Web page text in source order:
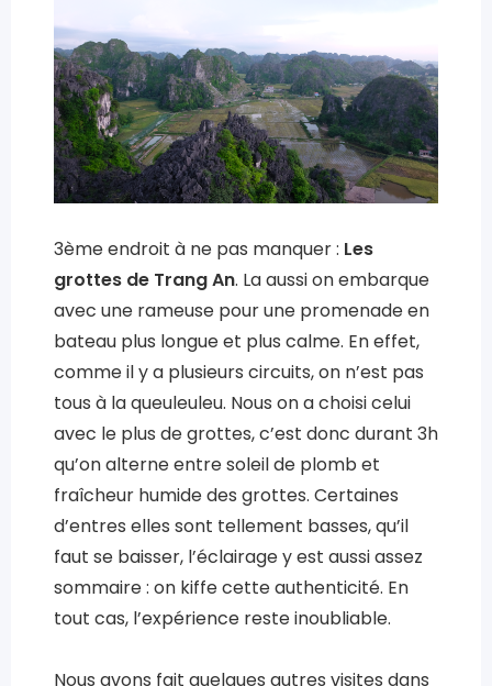
3ème endroit à ne pas manquer : Les
grottes de Trang An. La aussi on embarque
avec une rameuse pour une promenade en
bateau plus longue et plus calme. En effet,
comme il y a plusieurs circuits, on n’est pas
tous à la queuleuleu. Nous on a choisi celui
avec le plus de grottes, c’est donc durant 3h
qu’on alterne entre soleil de plomb et
fraîcheur humide des grottes. Certaines
d’entres elles sont tellement basses, qu’il
faut se baisser, l’éclairage y est aussi assez
sommaire : on kiffe cette authenticité. En
tout cas, l’expérience reste inoubliable.
Nous avons fait quelques autres visites dans